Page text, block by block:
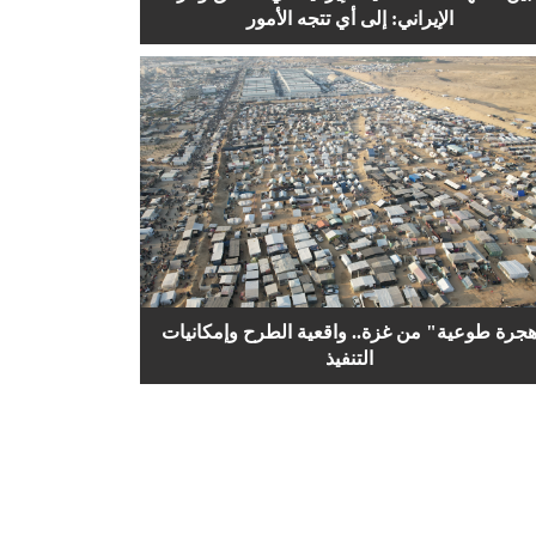
الإيراني: إلى أي تتجه الأمور
هجرة طوعية" من غزة.. واقعية الطرح وإمكانيات
التنفيذ